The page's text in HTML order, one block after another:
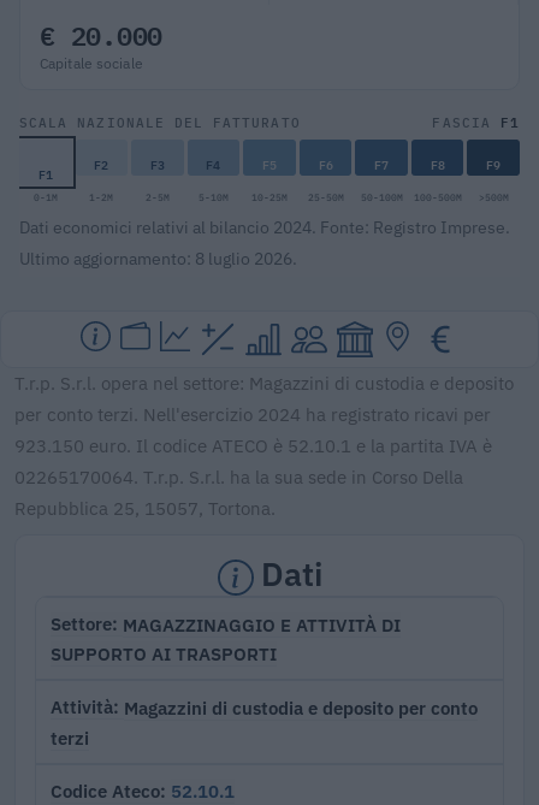
€ 20.000
Capitale sociale
SCALA NAZIONALE DEL FATTURATO FASCIA F1
F1 F2 F3 F4 F5 F6 F7 F8 F9
0-1M 1-2M 2-5M 5-10M 10-25M 25-50M 50-100M 100-500M >500M
Dati economici relativi al bilancio 2024. Fonte: Registro Imprese.
Ultimo aggiornamento: 8 luglio 2026.
T.r.p. S.r.l. opera nel settore: Magazzini di custodia e deposito
per conto terzi. Nell'esercizio 2024 ha registrato ricavi per
923.150 euro. Il codice ATECO è 52.10.1 e la partita IVA è
02265170064. T.r.p. S.r.l. ha la sua sede in Corso Della
Repubblica 25, 15057, Tortona.
Dati
Settore MAGAZZINAGGIO E ATTIVITÀ DI
SUPPORTO AI TRASPORTI
Attività Magazzini di custodia e deposito per conto
terzi
Codice Ateco 52.10.1